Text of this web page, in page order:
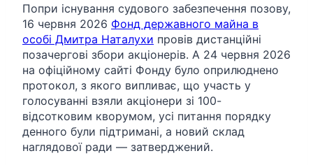
Попри існування судового забезпечення позову,
16 червня 2026 Фонд державного майна в
особі Дмитра Наталухи провів дистанційні
позачергові збори акціонерів. А 24 червня 2026
на офіційному сайті Фонду було оприлюднено
протокол, з якого випливає, що участь у
голосуванні взяли акціонери зі 100-
відсотковим кворумом, усі питання порядку
денного були підтримані, а новий склад
наглядової ради — затверджений.